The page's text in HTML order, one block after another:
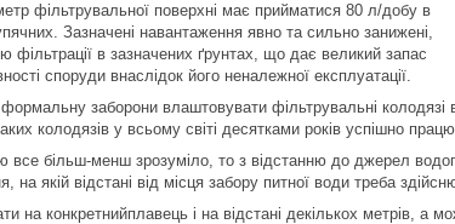
фільтрувальної поверхні має прийматися 80 л/добу в
Зазначені навантаження явно та сильно занижені,
фільтрації в зазначених ґрунтах, що дає великий запас
споруди внаслідок його неналежної експлуатації.
заборони влаштовувати фільтрувальні
колодязів у всьому світі десятками років успішно
все більш-менш зрозуміло, то з відстанню до джерел
на якій відстані від місця забору питної води треба
на конкретнийплавець і на відстані декількох метрів, а